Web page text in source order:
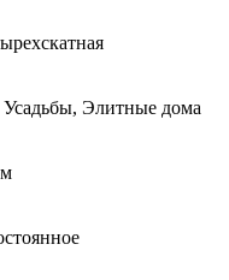
Элитные дома